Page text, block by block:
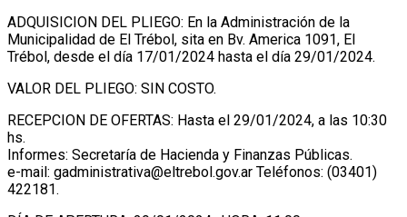
ADQUISICION DEL PLIEGO: En la Administración de la
Municipalidad de El Trébol, sita en Bv. America 1091, El
Trébol, desde el día 17/01/2024 hasta el día 29/01/2024.
VALOR DEL PLIEGO: SIN COSTO.
RECEPCION DE OFERTAS: Hasta el 29/01/2024, a las 10:30
hs.
Informes: Secretaría de Hacienda y Finanzas Públicas.
e-mail: gadministrativa@eltrebol.gov.ar Teléfonos: (03401)
422181.